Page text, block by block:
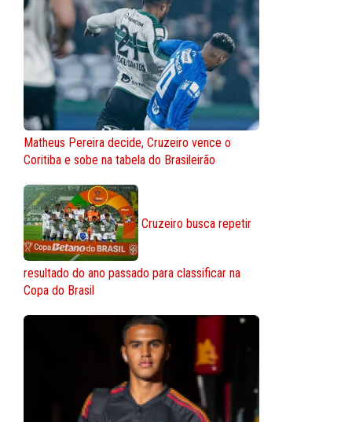
Matheus Pereira decide, Cruzeiro vence o
Coritiba e sobe na tabela do Brasileirão
Cruzeiro busca repetir
resultado do ano passado para classificar na
Copa do Brasil